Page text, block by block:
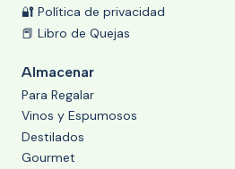
🔐 Política de privacidad
📕 Libro de Quejas
Almacenar
Para Regalar
Vinos y Espumosos
Destilados
Gourmet